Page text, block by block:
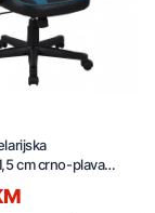
cm crno-plava